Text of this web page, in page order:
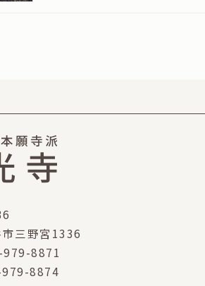
三野宮1336
979-8871
979-8874